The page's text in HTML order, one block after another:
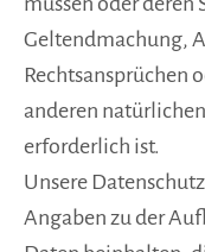
Geltendmachung,
Rechtsansprüchen
anderen
erforderlich ist.
Unsere
Angaben zu der